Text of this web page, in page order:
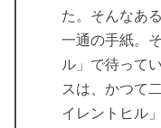
た。そんなあ
一通の手紙。
ル」で待って
スは、かつて
イレントヒル